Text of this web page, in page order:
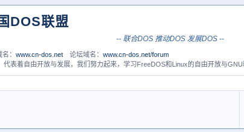
DOS联盟
-- 联合DOS 推动DOS 发展DOS --
名：www.cn-dos.net 论坛域名：www.cn-dos.net/forum
代表着自由开放与发展，我们努力起来，学习FreeDOS和Linux的自由开放与